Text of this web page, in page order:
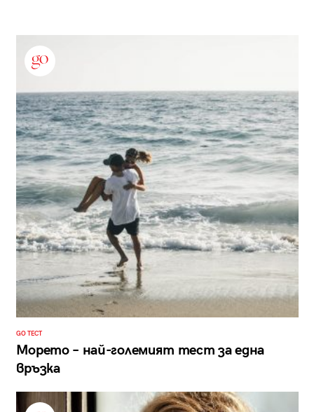
GO ТЕСТ
Морето – най-големият тест за една
връзка